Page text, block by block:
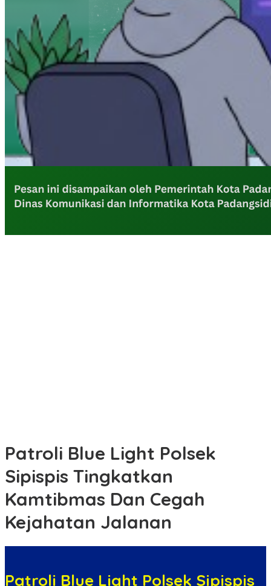
Patroli Blue Light Polsek
Sipispis Tingkatkan
Kamtibmas Dan Cegah
Kejahatan Jalanan
Patroli Blue Light Polsek Sipispis